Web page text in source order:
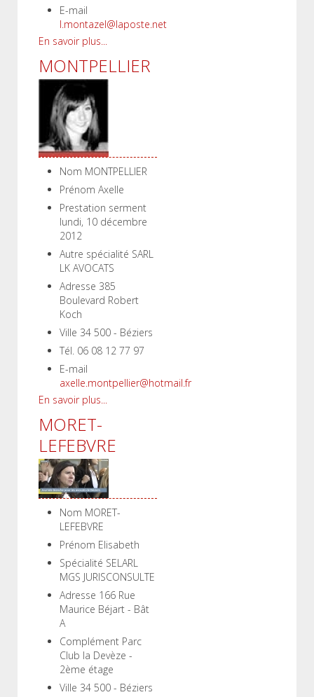
E-mail
l.montazel@laposte.net
En savoir plus...
MONTPELLIER
Nom MONTPELLIER
Prénom Axelle
Prestation serment
lundi, 10 décembre
2012
Autre spécialité SARL
LK AVOCATS
Adresse 385
Boulevard Robert
Koch
Ville 34 500 - Béziers
Tél. 06 08 12 77 97
E-mail
axelle.montpellier@hotmail.fr
En savoir plus...
MORET-
LEFEBVRE
Nom MORET-
LEFEBVRE
Prénom Elisabeth
Spécialité SELARL
MGS JURISCONSULTE
Adresse 166 Rue
Maurice Béjart - Bât
A
Complément Parc
Club la Devèze -
2ème étage
Ville 34 500 - Béziers